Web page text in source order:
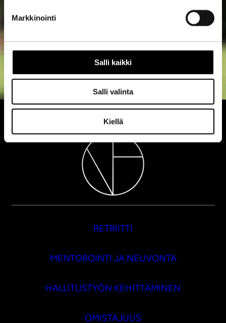
Markkinointi
Salli kaikki
Salli valinta
Kiellä
RETRIITTI
MENTOROINTI JA NEUVONTA
HALLITUSTYÖN KEHITTÄMINEN
OMISTAJUUS